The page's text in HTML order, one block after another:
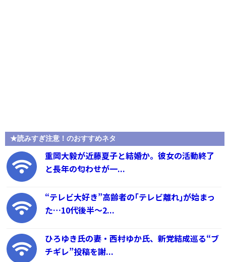
★読みすぎ注意！のおすすめネタ
重岡大毅が近藤夏子と結婚か。彼女の活動終了
と長年の匂わせが一...
“テレビ大好き”高齢者の｢テレビ離れ｣が始まっ
た…10代後半～2...
ひろゆき氏の妻・西村ゆか氏、新党結成巡る“ブ
チギレ”投稿を謝...